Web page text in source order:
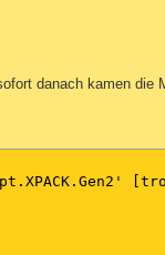
danach kamen